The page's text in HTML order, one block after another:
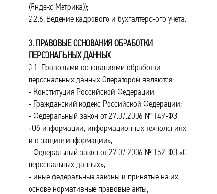
(Яндекс Метрика));
2.2.6. Ведение кадрового и бухгалтерского учета.
3. ПРАВОВЫЕ ОСНОВАНИЯ ОБРАБОТКИ
ПЕРСОНАЛЬНЫХ ДАННЫХ
3.1. Правовыми основаниями обработки
персональных данных Оператором являются:
- Конституция Российской Федерации;
- Гражданский кодекс Российской Федерации;
- Федеральный закон от 27.07.2006 № 149-ФЗ
«Об информации, информационных технологиях
и о защите информации»;
- Федеральный закон от 27.07.2006 № 152-ФЗ «О
персональных данных»;
- иные федеральные законы и принятые на их
основе нормативные правовые акты,